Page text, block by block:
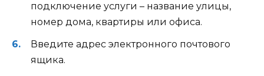
подключение услуги – название улицы,
номер дома, квартиры или офиса.
Введите адрес электронного почтового
ящика.